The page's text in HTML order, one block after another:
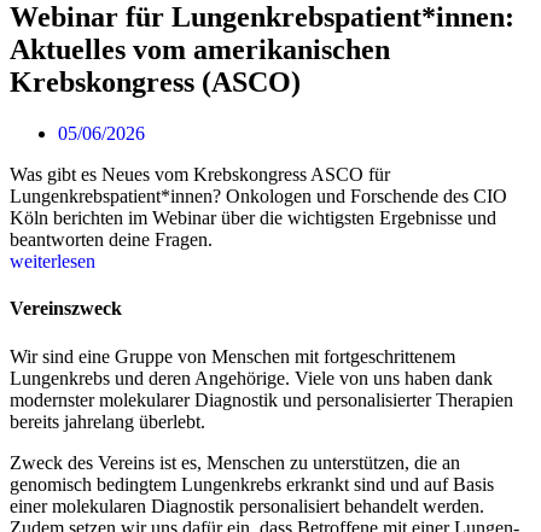
Webinar für Lungenkrebspatient*innen:
Aktuelles vom amerikanischen
Krebskongress (ASCO)
05/06/2026
Was gibt es Neues vom Krebskongress ASCO für
Lungenkrebspatient*innen? Onkologen und Forschende des CIO
Köln berichten im Webinar über die wichtigsten Ergebnisse und
beantworten deine Fragen.
weiterlesen
Vereinszweck
Wir sind eine Gruppe von Menschen mit fort­geschrittenem
Lungenkrebs und deren Angehörige. Viele von uns haben dank
modernster molekularer Diagnostik und personalisierter Therapien
bereits jahrelang überlebt.
Zweck des Vereins ist es, Menschen zu unterstützen, die an
genomisch bedingtem Lungenkrebs erkrankt sind und auf Basis
einer molekularen Diagnostik personalisiert behandelt werden.
Zudem setzen wir uns dafür ein, dass Betroffene mit einer Lungen­